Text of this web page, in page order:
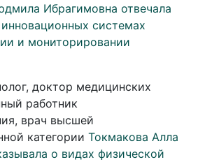
Ибрагимовна отвечала
системах
и мониторировании
доктор медицинских
работник
врач высшей
категории Токмакова Алла
о видах физической